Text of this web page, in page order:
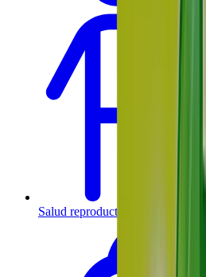
Salud reproductiva y hormonal